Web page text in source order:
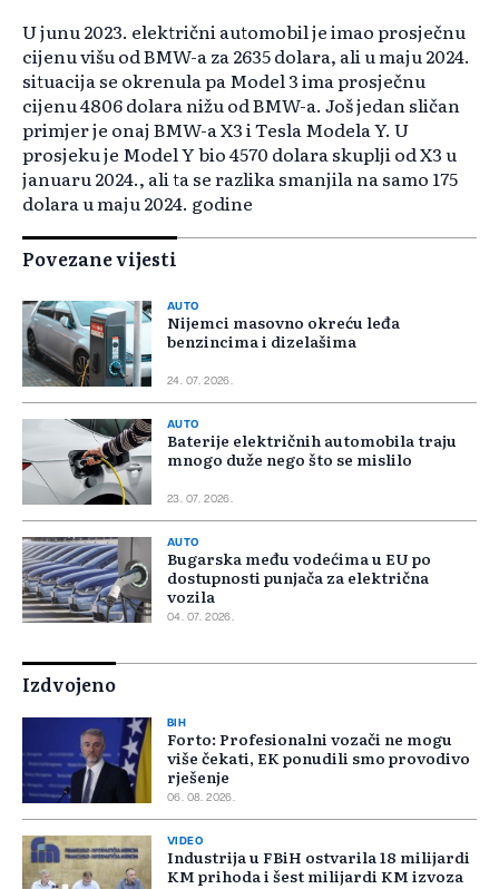
U junu 2023. električni automobil je imao prosječnu
cijenu višu od BMW-a za 2635 dolara, ali u maju 2024.
situacija se okrenula pa Model 3 ima prosječnu
cijenu 4806 dolara nižu od BMW-a. Još jedan sličan
primjer je onaj BMW-a X3 i Tesla Modela Y. U
prosjeku je Model Y bio 4570 dolara skuplji od X3 u
januaru 2024., ali ta se razlika smanjila na samo 175
dolara u maju 2024. godine
Povezane vijesti
AUTO
Nijemci masovno okreću leđa
benzincima i dizelašima
24. 07. 2026.
AUTO
Baterije električnih automobila traju
mnogo duže nego što se mislilo
23. 07. 2026.
AUTO
Bugarska među vodećima u EU po
dostupnosti punjača za električna
vozila
04. 07. 2026.
Izdvojeno
BIH
Forto: Profesionalni vozači ne mogu
više čekati, EK ponudili smo provodivo
rješenje
06. 08. 2026.
VIDEO
Industrija u FBiH ostvarila 18 milijardi
KM prihoda i šest milijardi KM izvoza